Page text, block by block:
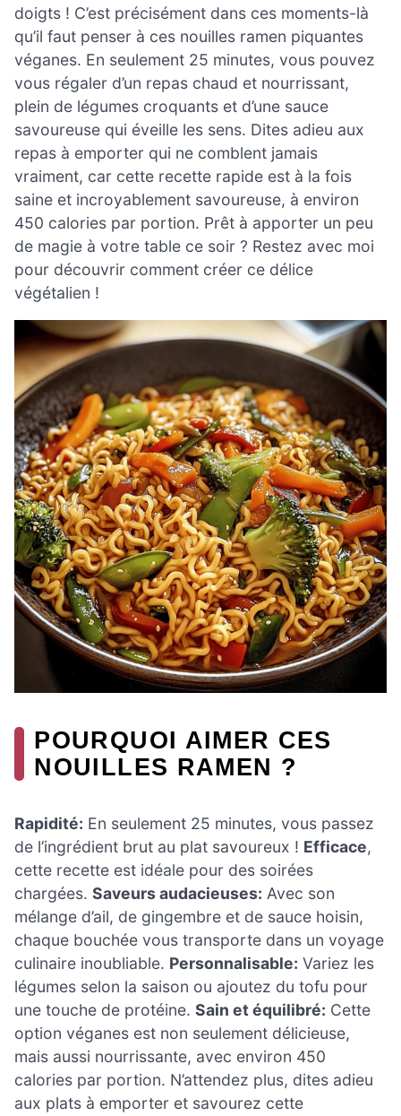
doigts ! C’est précisément dans ces moments-là
qu’il faut penser à ces nouilles ramen piquantes
véganes. En seulement 25 minutes, vous pouvez
vous régaler d’un repas chaud et nourrissant,
plein de légumes croquants et d’une sauce
savoureuse qui éveille les sens. Dites adieu aux
repas à emporter qui ne comblent jamais
vraiment, car cette recette rapide est à la fois
saine et incroyablement savoureuse, à environ
450 calories par portion. Prêt à apporter un peu
de magie à votre table ce soir ? Restez avec moi
pour découvrir comment créer ce délice
végétalien !
POURQUOI AIMER CES
NOUILLES RAMEN ?
Rapidité: En seulement 25 minutes, vous passez
de l’ingrédient brut au plat savoureux ! Efficace,
cette recette est idéale pour des soirées
chargées. Saveurs audacieuses: Avec son
mélange d’ail, de gingembre et de sauce hoisin,
chaque bouchée vous transporte dans un voyage
culinaire inoubliable. Personnalisable: Variez les
légumes selon la saison ou ajoutez du tofu pour
une touche de protéine. Sain et équilibré: Cette
option véganes est non seulement délicieuse,
mais aussi nourrissante, avec environ 450
calories par portion. N’attendez plus, dites adieu
aux plats à emporter et savourez cette